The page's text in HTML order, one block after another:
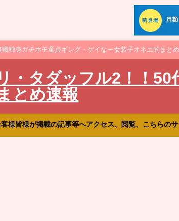
職独身ガチホモ童貞ギング・ゲイなー女装子オネエ的まと
・タダッフル2！！50
とめ速報
様皆様が掲載の記事等へアクセス、閲覧、こちらの